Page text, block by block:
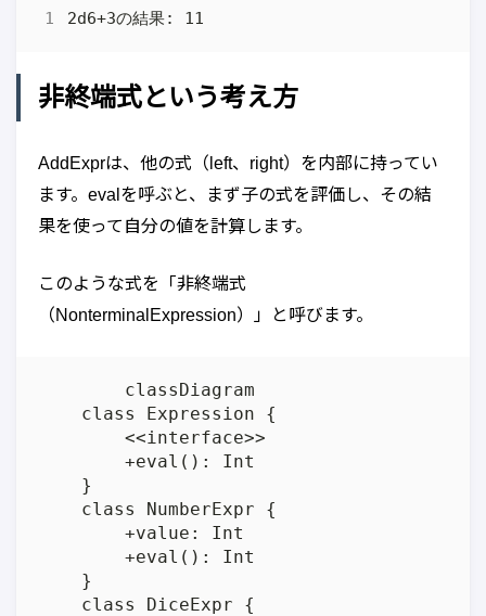
非終端式という考え方
AddExprは、他の式（left、right）を内部に持ってい
ます。evalを呼ぶと、まず子の式を評価し、その結
果を使って自分の値を計算します。
このような式を「非終端式
（NonterminalExpression）」と呼びます。
    class Expression {
        <<interface>>
        +eval(): Int
    }
    class NumberExpr {
        +value: Int
        +eval(): Int
    }
    class DiceExpr {